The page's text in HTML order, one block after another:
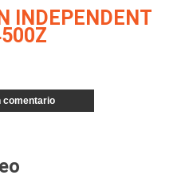
INDEPENDENT
comentario